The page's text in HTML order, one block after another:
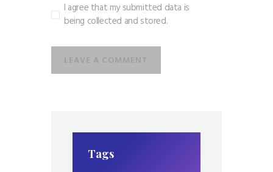
I agree that my submitted data is
being collected and stored.
Tags